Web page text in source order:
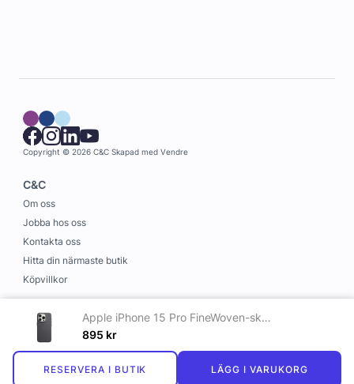
Apple iPhone 15 Pro FineWoven-skal med MagSafe Svart
895 kr
RESERVERA I BUTIK LÄGG I VARUKORG
Copyright © 2026 C&C Skapad med Vendre
C&C
Om oss
Jobba hos oss
Kontakta oss
Hitta din närmaste butik
Köpvillkor
Information
Leverans och betalning
Cookies
Personuppgiftspolicy